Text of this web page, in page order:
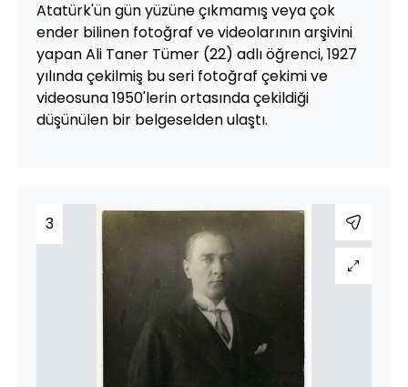
Atatürk'ün gün yüzüne çıkmamış veya çok
ender bilinen fotoğraf ve videolarının arşivini
yapan Ali Taner Tümer (22) adlı öğrenci, 1927
yılında çekilmiş bu seri fotoğraf çekimi ve
videosuna 1950'lerin ortasında çekildiği
düşünülen bir belgeselden ulaştı.
3